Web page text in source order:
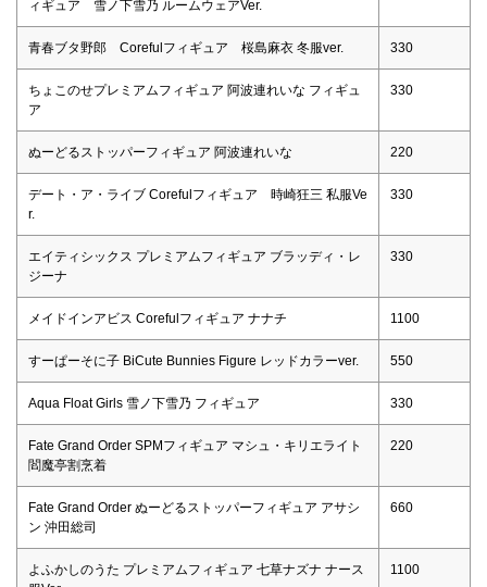
ィギュア 雪ノ下雪乃 ルームウェアVer.
青春ブタ野郎 Corefulフィギュア 桜島麻衣 冬服ver. 330
ちょこのせプレミアムフィギュア 阿波連れいな フィギュ
ア
330
ぬーどるストッパーフィギュア 阿波連れいな 220
デート・ア・ライブ Corefulフィギュア 時崎狂三 私服Ve
r.
330
エイティシックス プレミアムフィギュア ブラッディ・レ
ジーナ
330
メイドインアビス Corefulフィギュア ナナチ 1100
すーぱーそに子 BiCute Bunnies Figure レッドカラーver. 550
Aqua Float Girls 雪ノ下雪乃 フィギュア 330
Fate Grand Order SPMフィギュア マシュ・キリエライト
閻魔亭割烹着
220
Fate Grand Order ぬーどるストッパーフィギュア アサシ
ン 沖田総司
660
よふかしのうた プレミアムフィギュア 七草ナズナ ナース
1100